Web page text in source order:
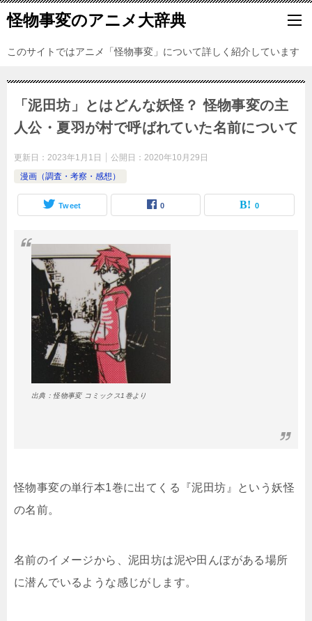
怪物事変のアニメ大辞典
このサイトではアニメ「怪物事変」について詳しく紹介しています
「泥田坊」とはどんな妖怪？ 怪物事変の主
人公・夏羽が村で呼ばれていた名前について
更新日： 2023年1月1日 公開日： 2020年10月29日
漫画（調査・考察・感想）
Tweet 0 0
出典：怪物事変 コミックス1巻より
怪物事変の単行本1巻に出てくる『泥田坊』という妖怪
の名前。
名前のイメージから、泥田坊は泥や田んぼがある場所
に潜んでいるような感じがします。